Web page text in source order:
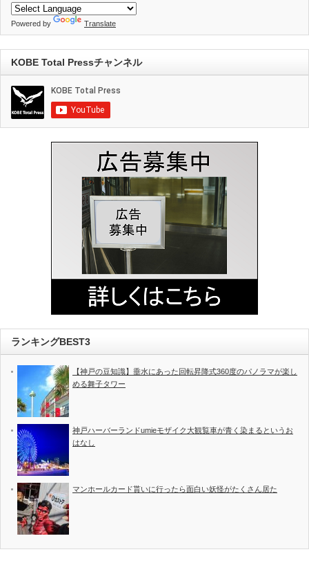
Powered by Translate
KOBE Total Pressチャンネル
ランキングBEST3
【神戸の豆知識】垂水にあった回転昇降式360度のパノラマが楽し
める舞子タワー
神戸ハーバーランドumieモザイク大観覧車が青く染まるというお
はなし
マンホールカード貰いに行ったら面白い妖怪がたくさん居た